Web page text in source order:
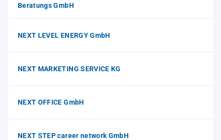
Beratungs GmbH
NEXT LEVEL ENERGY GmbH
NEXT MARKETING SERVICE KG
NEXT OFFICE GmbH
NEXT STEP career network GmbH